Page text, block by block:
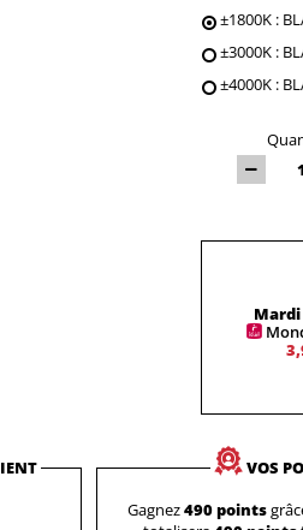
±1800K :
±3000K :
±4000K :
VOS
Gagnez490 points